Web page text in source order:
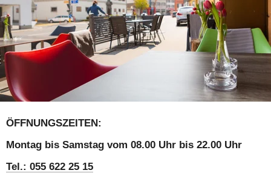
ÖFFNUNGSZEITEN:
Montag bis Samstag vom 08.00 Uhr bis 22.00 Uhr
Tel.: 055 622 25 15